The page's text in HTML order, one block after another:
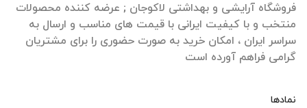
فروشگاه آرایشی و بهداشتی لاکوجان ; عرضه کننده محصولات
منتخب و با کیفیت ایرانی با قیمت های مناسب و ارسال به
سراسر ایران ، امکان خرید به صورت حضوری را برای مشتریان
گرامی فراهم آورده است
نمادها